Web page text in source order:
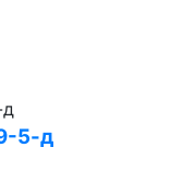
⁠5⁠-⁠д